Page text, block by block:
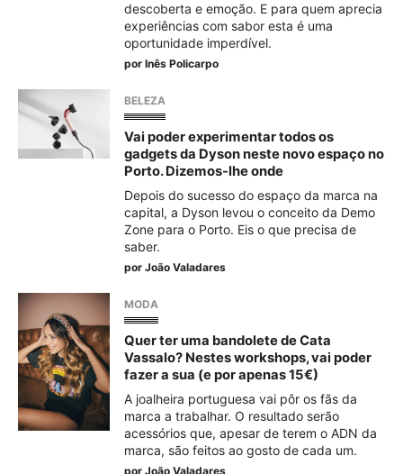
descoberta e emoção. E para quem aprecia
experiências com sabor esta é uma
oportunidade imperdível.
por Inês Policarpo
BELEZA
Vai poder experimentar todos os
gadgets da Dyson neste novo espaço no
Porto. Dizemos-lhe onde
Depois do sucesso do espaço da marca na
capital, a Dyson levou o conceito da Demo
Zone para o Porto. Eis o que precisa de
saber.
por João Valadares
MODA
Quer ter uma bandolete de Cata
Vassalo? Nestes workshops, vai poder
fazer a sua (e por apenas 15€)
A joalheira portuguesa vai pôr os fãs da
marca a trabalhar. O resultado serão
acessórios que, apesar de terem o ADN da
marca, são feitos ao gosto de cada um.
por João Valadares